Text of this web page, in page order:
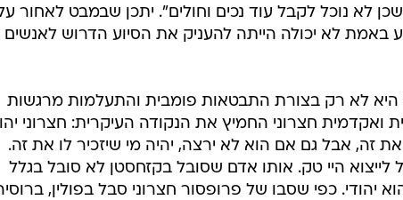
לא נוכל לקבל עוד נכים וחולים". יתכן שבמבט לאחור
לא יכולה הייתה להעניק את הסיוע הדרוש לאנשים
היא לא רק בצורת התבטאות פומבית והתעלמות מרגשות
ואקדמית חצרוני החמיץ את הנקודה העיקרית: חצרוני
זה, אבל גם אם הוא לא ירצה, יהיה מי שיזכיר לו את זה.
היי טק. אותו אדם שסובל בקזחסטן לא סובל בגלל
יהודי. כפי שסבו של פרופסור חצרוני סבל בפולין,